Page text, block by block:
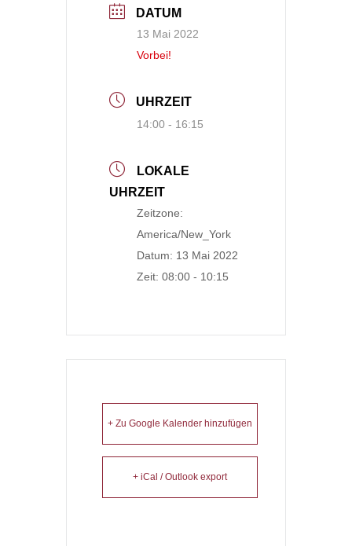
DATUM
13 Mai 2022
Vorbei!
UHRZEIT
14:00 - 16:15
LOKALE
UHRZEIT
Zeitzone:
America/New_York
Datum: 13 Mai 2022
Zeit: 08:00 - 10:15
+ Zu Google Kalender hinzufügen
+ iCal / Outlook export